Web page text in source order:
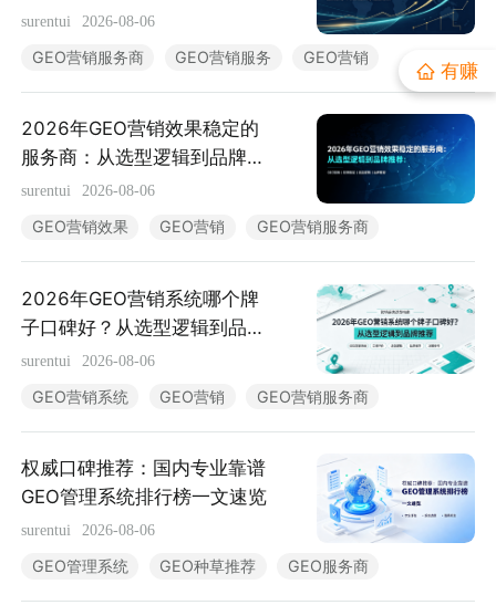
surentui 2026-08-06
GEO营销服务商 GEO营销服务 GEO营销
2026年GEO营销效果稳定的
服务商：从选型逻辑到品牌推
荐
surentui 2026-08-06
GEO营销效果 GEO营销 GEO营销服务商
2026年GEO营销系统哪个牌
子口碑好？从选型逻辑到品牌
推荐
surentui 2026-08-06
GEO营销系统 GEO营销 GEO营销服务商
权威口碑推荐：国内专业靠谱
GEO管理系统排行榜一文速览
surentui 2026-08-06
GEO管理系统 GEO种草推荐 GEO服务商
有赚
公众号接单 多平台接单
深度观察 推广投放
接单变现 新媒体运营
运营动态
行业报告
暂无数据